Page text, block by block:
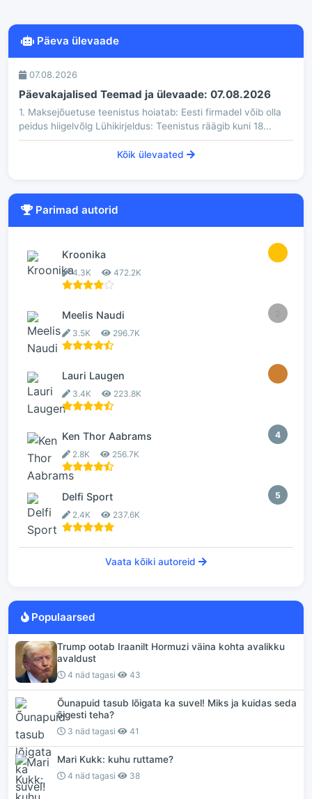
Päeva ülevaade
07.08.2026
Päevakajalised Teemad ja ülevaade: 07.08.2026
1. Maksejõuetuse teenistus hoiatab: Eesti firmadel võib olla
peidus hiigelvõlg Lühikirjeldus: Teenistus räägib kuni 18...
Kõik ülevaated
Parimad autorid
Kroonika
4.3K 472.2K
Meelis Naudi
3.5K 296.7K
Lauri Laugen
3.4K 223.8K
4
Ken Thor Aabrams
2.8K 256.7K
5
Delfi Sport
2.4K 237.6K
Vaata kõiki autoreid
Populaarsed
Trump ootab Iraanilt Hormuzi väina kohta avalikku
avaldust
4 näd tagasi 43
Õunapuid tasub lõigata ka suvel! Miks ja kuidas seda
õigesti teha?
3 näd tagasi 41
Mari Kukk: kuhu ruttame?
4 näd tagasi 38